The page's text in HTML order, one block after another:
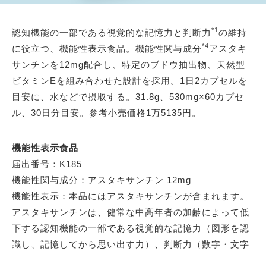
認知機能の一部である視覚的な記憶力と判断力 *1 の維持
に役立つ、機能性表示食品。機能性関与成分*4アスタキ
サンチンを12mg配合し、特定のブドウ抽出物、天然型
ビタミンEを組み合わせた設計を採用。1日2カプセルを
目安に、水などで摂取する。31.8g、530mg×60カプセ
ル、30日分目安。参考小売価格1万5135円。
機能性表示食品
届出番号：K185
機能性関与成分：アスタキサンチン 12mg
機能性表示：本品にはアスタキサンチンが含まれます。
アスタキサンチンは、健常な中高年者の加齢によって低
下する認知機能の一部である視覚的な記憶力（図形を認
識し、記憶してから思い出す力）、判断力（数字・文字